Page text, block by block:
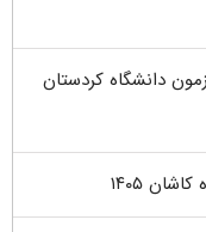
دانشگاه کردستان
۱۴۰۵